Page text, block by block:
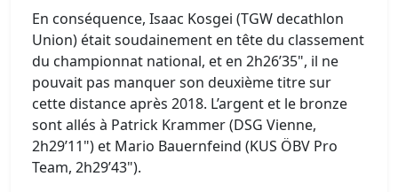
En conséquence, Isaac Kosgei (TGW decathlon
Union) était soudainement en tête du classement
du championnat national, et en 2h26’35", il ne
pouvait pas manquer son deuxième titre sur
cette distance après 2018. L’argent et le bronze
sont allés à Patrick Krammer (DSG Vienne,
2h29’11") et Mario Bauernfeind (KUS ÖBV Pro
Team, 2h29’43").